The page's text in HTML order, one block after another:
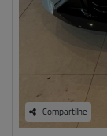
Compartilhe